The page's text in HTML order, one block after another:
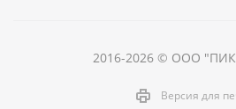
2016-2026 © ООО
Версия для